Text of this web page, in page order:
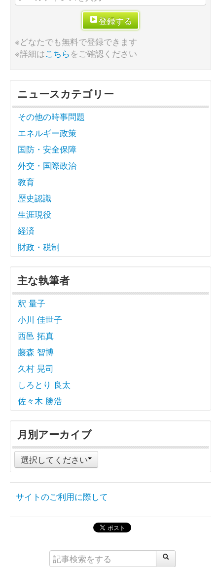
登録する
※どなたでも無料で登録できます
※詳細はこちらをご確認ください
ニュースカテゴリー
その他の時事問題
エネルギー政策
国防・安全保障
外交・国際政治
教育
歴史認識
生涯現役
経済
財政・税制
主な執筆者
釈 量子
小川 佳世子
西邑 拓真
藤森 智博
久村 晃司
しろとり 良太
佐々木 勝浩
月別アーカイブ
選択してください
サイトのご利用に際して